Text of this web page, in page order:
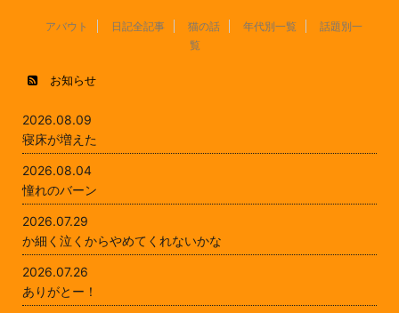
アバウト 日記全記事 猫の話 年代別一覧
話題別一
覧
お知らせ
2026.08.09
寝床が増えた
2026.08.04
憧れのバーン
2026.07.29
か細く泣くからやめてくれないかな
2026.07.26
ありがとー！